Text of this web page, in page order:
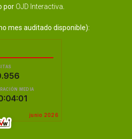
por OJD Interactiva.
mes auditado disponible):